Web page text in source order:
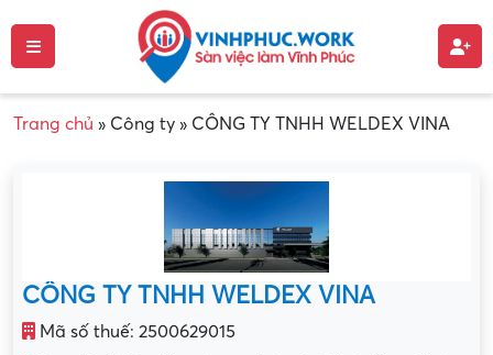
Trang chủ » Công ty » CÔNG TY TNHH WELDEX VINA
CÔNG TY TNHH WELDEX VINA
Mã số thuế: 2500629015